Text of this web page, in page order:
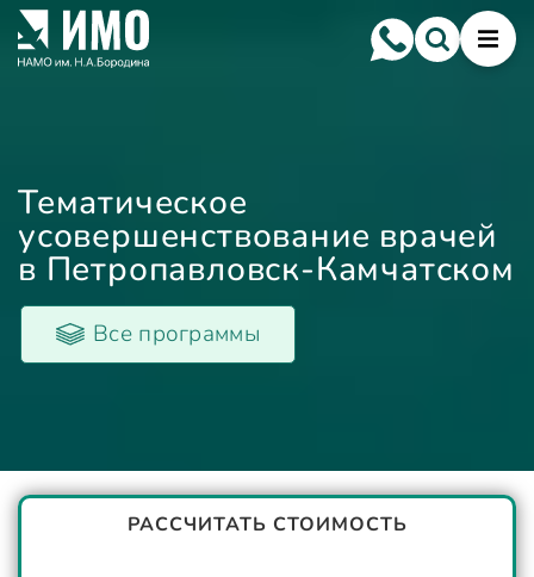
Тематическое
усовершенствование врачей
в Петропавловск-Камчатском
Все программы
РАССЧИТАТЬ СТОИМОСТЬ